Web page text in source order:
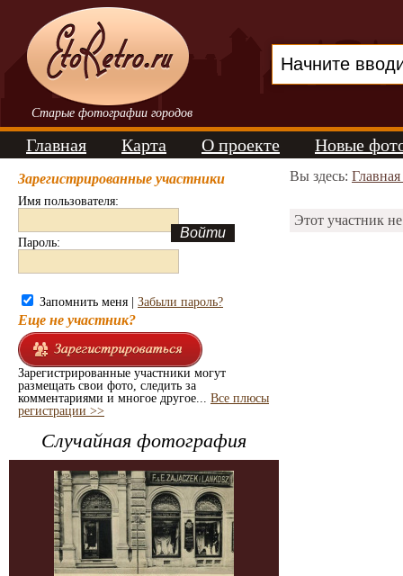
Старые фотографии городов
Главная Карта О проекте Новые
Зарегистрированные участники
Имя пользователя:
Пароль:
Запомнить меня | Забыли пароль?
Еще не участник?
Зарегистрированные участники могут
размещать свои фото, следить за
комментариями и многое другое... Все плюсы
регистрации >>
Случайная фотография
Вы здесь:
Этот участник